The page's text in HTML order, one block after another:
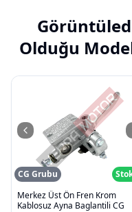
Olduğu
CG Grubu
Merkez Üst Ön Fren Krom
Kablosuz Ayna Baglantili CG